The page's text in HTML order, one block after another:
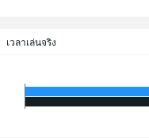
เวลาเล่นจริง